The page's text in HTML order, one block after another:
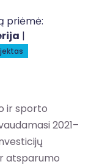
priėmė:
|
ir sporto
2021–
atsparumo